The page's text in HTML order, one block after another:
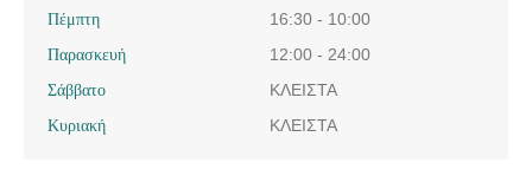
Πέμπτη
16:30 - 10:00
Παρασκευή
12:00 - 24:00
Σάββατο
ΚΛΕΙΣΤΑ
Κυριακή
ΚΛΕΙΣΤΑ